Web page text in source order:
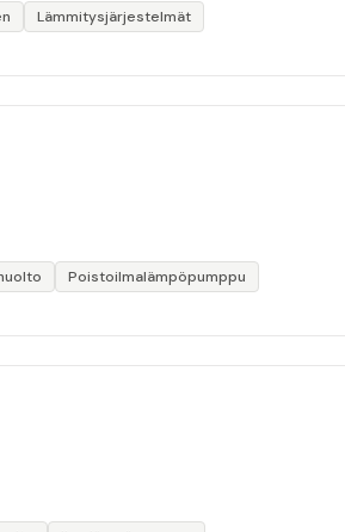
Lämmitysjärjestelmät
Poistoilmalämpöpumppu